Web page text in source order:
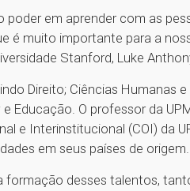
em aprender com as
é muito importante para a
Stanford, Luke
Direito; Ciências Humanas
Educação. O professor da
e Interinstitucional (COI) da
em seus países de origem.
formação desses talentos,